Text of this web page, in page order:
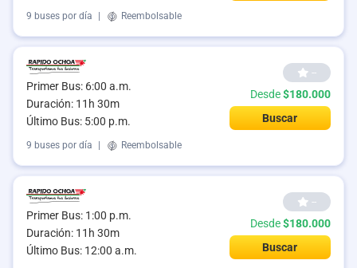
9 buses por día Reembolsable
Primer Bus: 6:00 a.m.
Duración: 11h 30m
Último Bus: 5:00 p.m.
--
Desde$180.000
Buscar
9 buses por día Reembolsable
Primer Bus: 1:00 p.m.
Duración: 11h 30m
Último Bus: 12:00 a.m.
--
Desde$180.000
Buscar